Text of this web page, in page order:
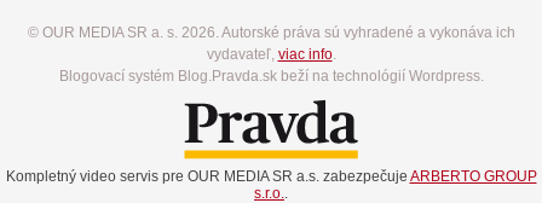
© OUR MEDIA SR a. s. 2026. Autorské práva sú vyhradené a vykonáva ich
vydavateľ, viac info.
Blogovací systém Blog.Pravda.sk beží na technológií Wordpress.
Kompletný video servis pre OUR MEDIA SR a.s. zabezpečuje ARBERTO GROUP
s.r.o..